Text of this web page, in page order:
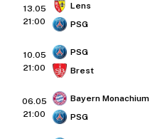
13.05
21:00
Lens
PSG
10.05
21:00
PSG
Brest
06.05
21:00
Bayern Monachium
PSG